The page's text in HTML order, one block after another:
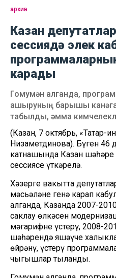
архив
Казан
сессиядә элек
карады
Гомумән алганда,
ашыруның барышы
табылды, әмма
(Казан, 7 октябрь, «Татар-
Низаметдинова). Бүген 46
катнашында Казан
сессиясе үткәрелә.
Хәзерге вакытта
мәсьәләне генә карап
алганда, Казанда 2007-
саклау өлкәсен
мәгарифне үстерү, 2008-
шәһәрендә яшәүче
өйрәнү, үстерү
чыгышлар тыңланды.